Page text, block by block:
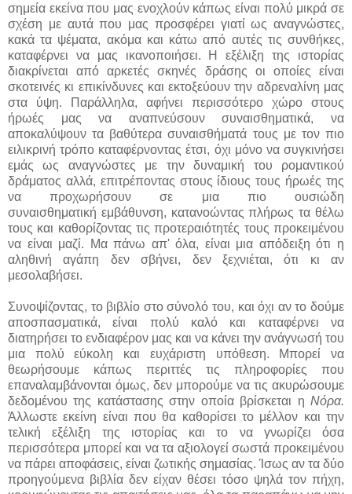
σημεία εκείνα που μας ενοχλούν κάπως είναι πολύ μικρά σε
σχέση με αυτά που μας προσφέρει γιατί ως αναγνώστες,
κακά τα ψέματα, ακόμα και κάτω από αυτές τις συνθήκες,
καταφέρνει να μας ικανοποιήσει. Η εξέλιξη της ιστορίας
διακρίνεται από αρκετές σκηνές δράσης οι οποίες είναι
σκοτεινές κι επικίνδυνες και εκτοξεύουν την αδρεναλίνη μας
στα ύψη. Παράλληλα, αφήνει περισσότερο χώρο στους
ήρωές μας να αναπνεύσουν συναισθηματικά, να
αποκαλύψουν τα βαθύτερα συναισθήματά τους με τον πιο
ειλικρινή τρόπο καταφέρνοντας έτσι, όχι μόνο να συγκινήσει
εμάς ως αναγνώστες με την δυναμική του ρομαντικού
δράματος αλλά, επιτρέποντας στους ίδιους τους ήρωές της
να προχωρήσουν σε μια πιο ουσιώδη
συναισθηματική εμβάθυνση, κατανοώντας πλήρως τα θέλω
τους και καθορίζοντας τις προτεραιότητές τους προκειμένου
να είναι μαζί. Μα πάνω απ' όλα, είναι μια απόδειξη ότι η
αληθινή αγάπη δεν σβήνει, δεν ξεχνιέται, ότι κι αν
μεσολαβήσει.
Συνοψίζοντας, το βιβλίο στο σύνολό του, και όχι αν το δούμε
αποσπασματικά, είναι πολύ καλό και καταφέρνει να
διατηρήσει το ενδιαφέρον μας και να κάνει την ανάγνωσή του
μια πολύ εύκολη και ευχάριστη υπόθεση. Μπορεί να
θεωρήσουμε κάπως περιττές τις πληροφορίες που
επαναλαμβάνονται όμως, δεν μπορούμε να τις ακυρώσουμε
δεδομένου της κατάστασης στην οποία βρίσκεται η Νόρα.
Άλλωστε εκείνη είναι που θα καθορίσει το μέλλον και την
τελική εξέλιξη της ιστορίας και το να γνωρίζει όσα
περισσότερα μπορεί και να τα αξιολογεί σωστά προκειμένου
να πάρει αποφάσεις, είναι ζωτικής σημασίας. Ίσως αν τα δύο
προηγούμενα βιβλία δεν είχαν θέσει τόσο ψηλά τον πήχη,